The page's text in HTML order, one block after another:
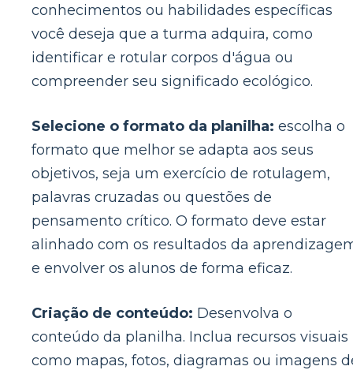
conhecimentos ou habilidades específicas
você deseja que a turma adquira, como
identificar e rotular corpos d'água ou
compreender seu significado ecológico.
Selecione o formato da planilha: escolha o
formato que melhor se adapta aos seus
objetivos, seja um exercício de rotulagem,
palavras cruzadas ou questões de
pensamento crítico. O formato deve estar
alinhado com os resultados da
e envolver os alunos de forma eficaz.
Criação de conteúdo: Desenvolva o
conteúdo da planilha. Inclua recursos visuais
como mapas, fotos, diagramas ou imagens